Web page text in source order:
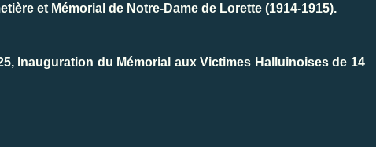
et Mémorial de Notre-Dame de Lorette (1914-1915).
Inauguration du Mémorial aux Victimes Halluinoises de 14